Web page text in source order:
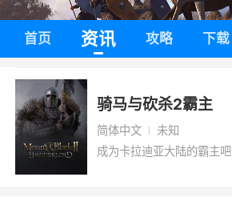
首页 资讯 攻略 下载
骑马与砍杀2霸主
简体中文
未知
成为卡拉迪亚大陆的霸主吧